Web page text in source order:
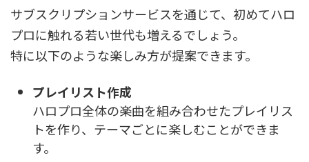
サブスクリプションサービスを通じて、初めてハロ
プロに触れる若い世代も増えるでしょう。
特に以下のような楽しみ方が提案できます。
プレイリスト作成
ハロプロ全体の楽曲を組み合わせたプレイリス
トを作り、テーマごとに楽しむことができま
す。